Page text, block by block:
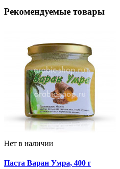
Рекомендуемые товары
Нет в наличии
Паста Варан Умра, 400 г